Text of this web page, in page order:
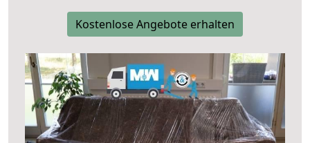
Kostenlose Angebote erhalten